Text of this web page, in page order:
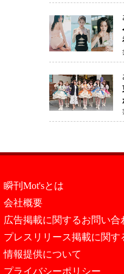
瞬刊Mot'sとは
会社概要
広告掲載に関するお問い合
プレスリリース掲載に関す
情報提供について
プライバシーポリシー